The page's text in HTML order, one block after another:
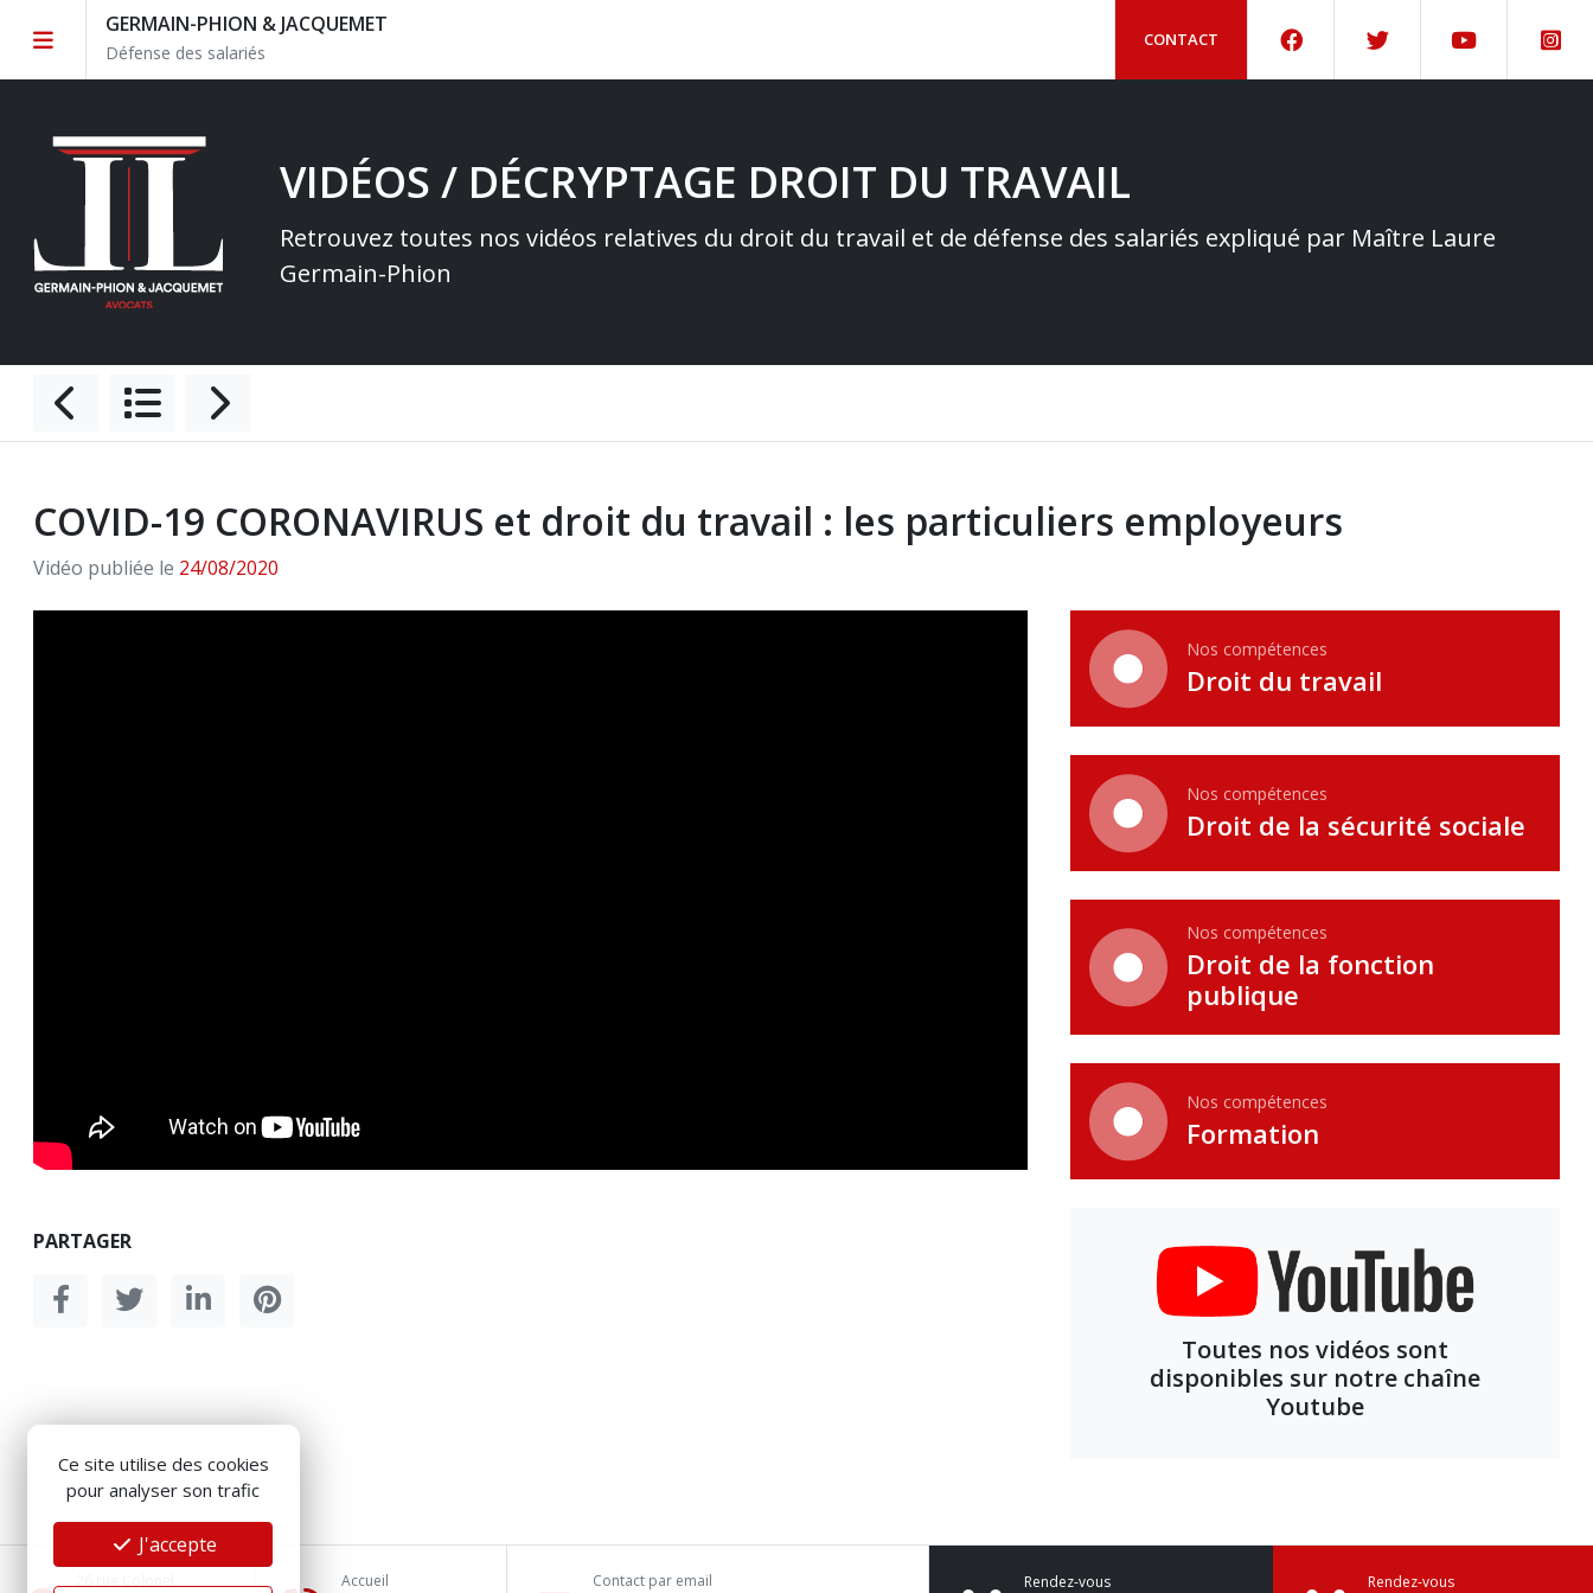
GERMAIN-PHION & JACQUEMET
Défense des salariés
CONTACT
VIDÉOS / DÉCRYPTAGE DROIT DU TRAVAIL
Retrouvez toutes nos vidéos relatives du droit du travail et de défense des salariés expliqué par Maître Laure
Germain-Phion
COVID-19 CORONAVIRUS et droit du travail : les particuliers employeurs
Vidéo publiée le 24/08/2020
PARTAGER
Nos compétences
Droit du travail
Nos compétences
Droit de la sécurité sociale
Nos compétences
Droit de la fonction
publique
Nos compétences
Formation
Toutes nos vidéos sont
disponibles sur notre chaîne
Youtube
Accueil Contact par email Rendez-vous Rendez-vous
Ce site utilise des cookies
pour analyser son trafic
J'accepte